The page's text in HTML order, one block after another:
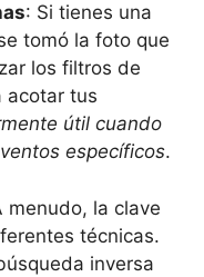
: Si tienes una
tomó la foto que
los filtros de
acotar tus
útil cuando
específicos.
menudo, la clave
técnicas.
inversa